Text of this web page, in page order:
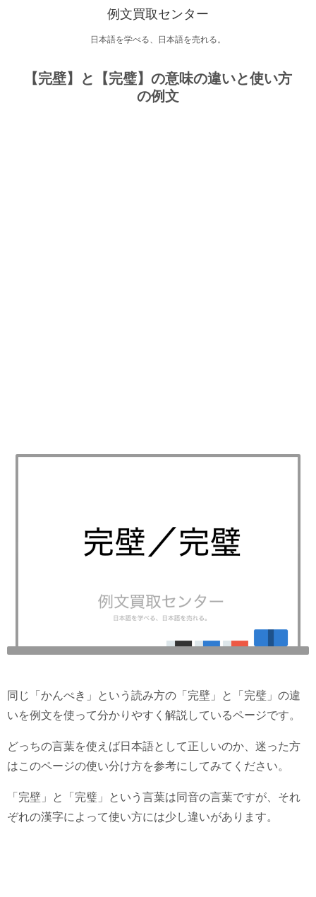
例文買取センター
日本語を学べる、日本語を売れる。
【完壁】と【完璧】の意味の違いと使い方
の例文
同じ「かんぺき」という読み方の「完壁」と「完璧」の違
いを例文を使って分かりやすく解説しているページです。
どっちの言葉を使えば日本語として正しいのか、迷った方
はこのページの使い分け方を参考にしてみてください。
「完壁」と「完璧」という言葉は同音の言葉ですが、それ
ぞれの漢字によって使い方には少し違いがあります。